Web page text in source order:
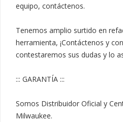
equipo, contáctenos.
Tenemos amplio surtido en
herramienta, ¡Contáctenos y
contestaremos sus dudas y lo
::: GARANTÍA :::
Somos Distribuidor Oficial y
Milwaukee.